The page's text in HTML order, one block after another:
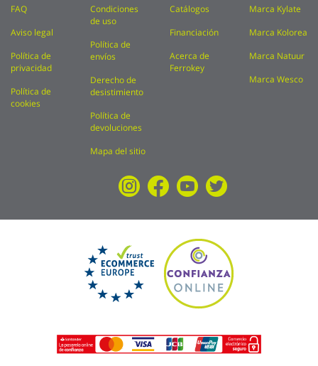
FAQ
Aviso legal
Política de
privacidad
Política de
cookies
Condiciones
de uso
Política de
envíos
Derecho de
desistimiento
Política de
devoluciones
Mapa del sitio
Catálogos
Financiación
Acerca de
Ferrokey
Marca Kylate
Marca Kolorea
Marca Natuur
Marca Wesco